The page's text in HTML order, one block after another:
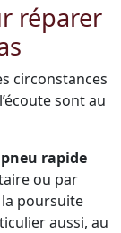
réparer
circonstances
sont au
rapide
ou par
poursuite
aussi, au